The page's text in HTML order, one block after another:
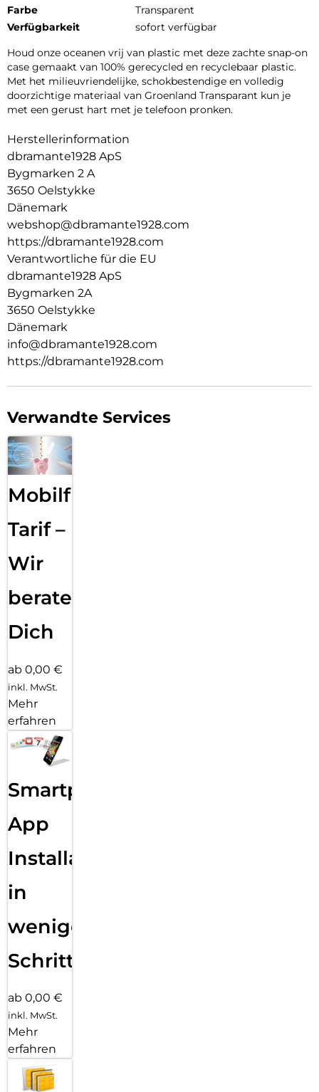
Farbe
Transparent
Verfügbarkeit
sofort verfügbar
Houd onze oceanen vrij van plastic met deze zachte snap-on
case gemaakt van 100% gerecycled en recyclebaar plastic.
Met het milieuvriendelijke, schokbestendige en volledig
doorzichtige materiaal van Groenland Transparant kun je
met een gerust hart met je telefoon pronken.
Herstellerinformation
dbramante1928 ApS
Bygmarken 2 A
3650 Oelstykke
Dänemark
webshop@dbramante1928.com
https://dbramante1928.com
Verantwortliche für die EU
dbramante1928 ApS
Bygmarken 2A
3650 Oelstykke
Dänemark
info@dbramante1928.com
https://dbramante1928.com
Verwandte Services
Mobilfunk
Tarif –
Wir
beraten
Dich
ab 0,00 €
inkl. MwSt.
Mehr
erfahren
Smartphone
App
Installation
in
wenigen
Schritten
ab 0,00 €
inkl. MwSt.
Mehr
erfahren